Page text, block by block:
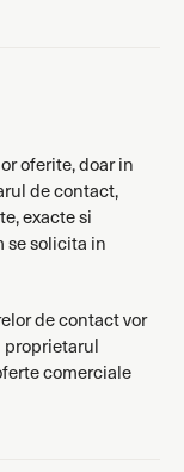
oferite, doar in
de contact,
exacte si
se solicita in
de contact vor
proprietarul
comerciale